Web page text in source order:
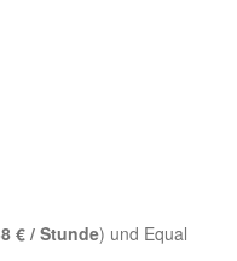
€ / Stunde) und Equal